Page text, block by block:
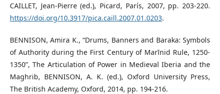
CAILLET, Jean-Pierre (ed.), Picard, París, 2007, pp. 203-220.
https://doi.org/10.3917/pica.caill.2007.01.0203.
BENNISON, Amira K., “Drums, Banners and Baraka: Symbols
of Authority during the First Century of Marīnid Rule, 1250-
1350”, The Articulation of Power in Medieval Iberia and the
Maghrib, BENNISON, A. K. (ed.), Oxford University Press,
The British Academy, Oxford, 2014, pp. 194-216.